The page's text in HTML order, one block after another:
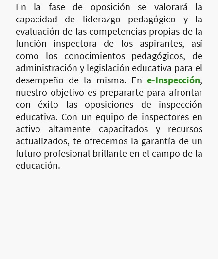
En la fase de oposición se valorará la
capacidad de liderazgo pedagógico y la
evaluación de las competencias propias de la
función inspectora de los aspirantes, así
como los conocimientos pedagógicos, de
administración y legislación educativa para el
desempeño de la misma. En e-Inspección,
nuestro objetivo es prepararte para afrontar
con éxito las oposiciones de inspección
educativa. Con un equipo de inspectores en
activo altamente capacitados y recursos
actualizados, te ofrecemos la garantía de un
futuro profesional brillante en el campo de la
educación.